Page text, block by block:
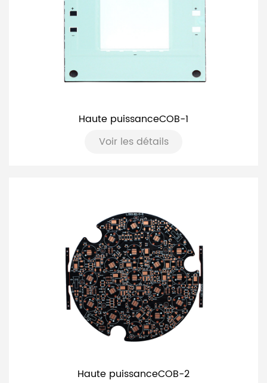
Haute puissanceCOB-1
Voir les détails
Haute puissanceCOB-2